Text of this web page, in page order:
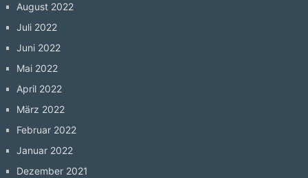
August 2022
Juli 2022
Juni 2022
Mai 2022
April 2022
März 2022
Februar 2022
Januar 2022
Dezember 2021